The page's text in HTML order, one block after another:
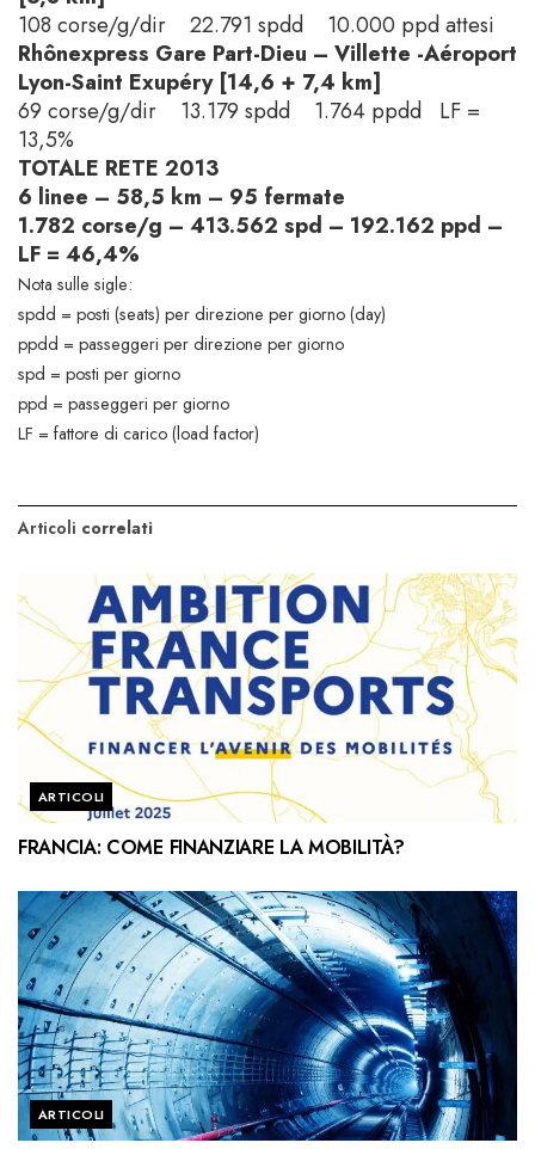
108 corse/g/dir 22.791 spdd 10.000 ppd attesi
Rhônexpress Gare Part-Dieu – Villette -Aéroport
Lyon-Saint Exupéry [14,6 + 7,4 km]
69 corse/g/dir 13.179 spdd 1.764 ppdd LF =
13,5%
TOTALE RETE 2013
6 linee – 58,5 km – 95 fermate
1.782 corse/g – 413.562 spd – 192.162 ppd –
LF = 46,4%
Nota sulle sigle:
spdd = posti (seats) per direzione per giorno (day)
ppdd = passeggeri per direzione per giorno
spd = posti per giorno
ppd = passeggeri per giorno
LF = fattore di carico (load factor)
Articoli correlati
ARTICOLI
FRANCIA: COME FINANZIARE LA MOBILITÀ?
ARTICOLI